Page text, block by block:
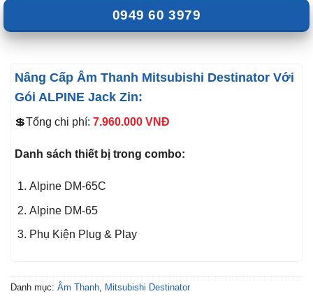
0949 60 3979
Nâng Cấp Âm Thanh Mitsubishi Destinator Với
Gói ALPINE Jack Zin:
💲Tổng chi phí: 7.960.000 VNĐ
Danh sách thiết bị trong combo:
Alpine DM-65C
Alpine DM-65
Phụ Kiện Plug & Play
Danh mục: Âm Thanh Mitsubishi Destinator